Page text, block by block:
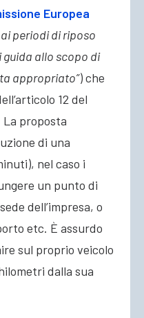
Europea
periodi di riposo
guida allo scopo di
appropriato”) che
12 del
La proposta
di una
nel caso i
un punto di
dell’impresa, o
etc. È assurdo
sul proprio veicolo
dalla sua